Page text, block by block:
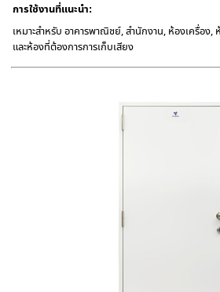
การใช้งานที่แนะนำ:
เหมาะสำหรับ อาคารพาณิชย์, สำนักงาน, ห้องเครื่อง,
และห้องที่ต้องการการเก็บเสียง